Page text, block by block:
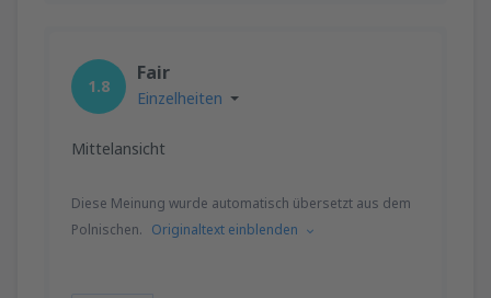
1.8
Fair
Einzelheiten
Mittelansicht
Diese Meinung wurde automatisch übersetzt aus dem
Polnischen. Originaltext einblenden